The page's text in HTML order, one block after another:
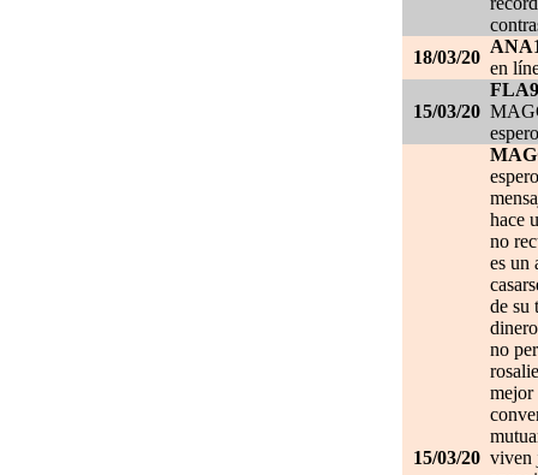
18/03/20
en
15/03/20
15/03/20
hace
no
es un
de su
no
mejor
viven